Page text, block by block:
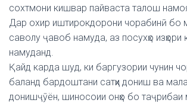
сохтмони кишвар пайваста талош
Дар охир иштирокдорони чорабинӣ бо
саволу ҷавоб намуда, аз посухҳо
намуданд.
Қайд карда шуд, ки баргузории чунин
баланд бардоштани сатҳи дониш ва
донишҷӯён, шиносоии онҳо бо таҷрибаи